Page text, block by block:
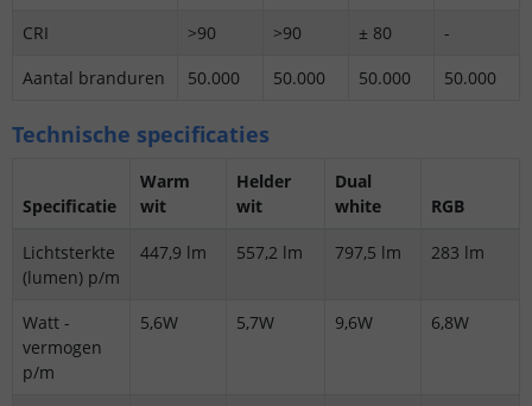
CRI >90 >90 ± 80
-
Aantal branduren
50.000 50.000 50.000 50.000
Technische specificaties
Specificatie
Warm
wit
Helder
wit
Dual
white
RGB
Lichtsterkte
(lumen) p/m
447,9 lm 557,2 lm 797,5 lm 283 lm
Watt -
vermogen
p/m
5,6W 5,7W 9,6W 6,8W